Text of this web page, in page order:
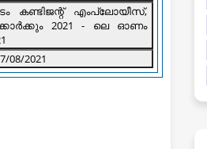
കണ്ടിജന്റ് എംപ്ലോയീസ്,
08/2021